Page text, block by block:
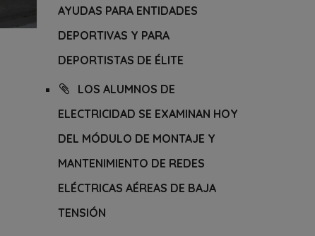
AYUDAS PARA ENTIDADES
DEPORTIVAS Y PARA
DEPORTISTAS DE ÉLITE
LOS ALUMNOS DE
ELECTRICIDAD SE EXAMINAN HOY
DEL MÓDULO DE MONTAJE Y
MANTENIMIENTO DE REDES
ELÉCTRICAS AÉREAS DE BAJA
TENSIÓN